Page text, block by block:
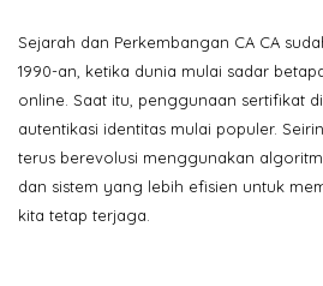
Sejarah dan Perkembangan CA CA
1990-an, ketika dunia mulai sadar
online. Saat itu, penggunaan sertifikat
autentikasi identitas mulai populer.
terus berevolusi menggunakan
dan sistem yang lebih efisien untuk
kita tetap terjaga.